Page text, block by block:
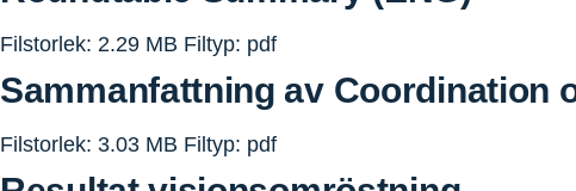
Filstorlek: 2.29 MB Filtyp: pdf
Sammanfattning av Coordination
Filstorlek: 3.03 MB Filtyp: pdf